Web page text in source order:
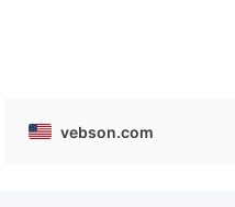
vebson.com